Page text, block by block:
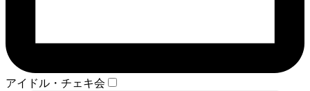
アイドル・チェキ会